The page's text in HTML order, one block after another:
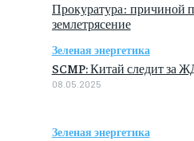
Прокуратура: причиной
землетрясение
Зеленая энергетика
SCMP: Китай следит за
08.05.2025
Зеленая энергетика